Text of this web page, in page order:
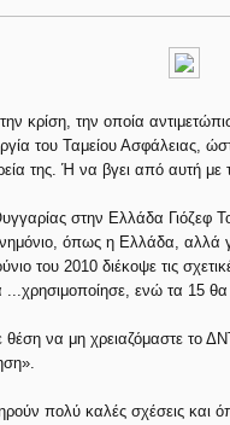
κρίση, την οποία
του Ταμείου Ασφάλειας,
της. Ή να βγει από αυτή με
στην Ελλάδα
όπως η Ελλάδα, αλλά
του 2010 διέκοψε τις
ενώ τα 15
θέση να μη χρειαζόμαστε το
πολύ καλές σχέσεις και